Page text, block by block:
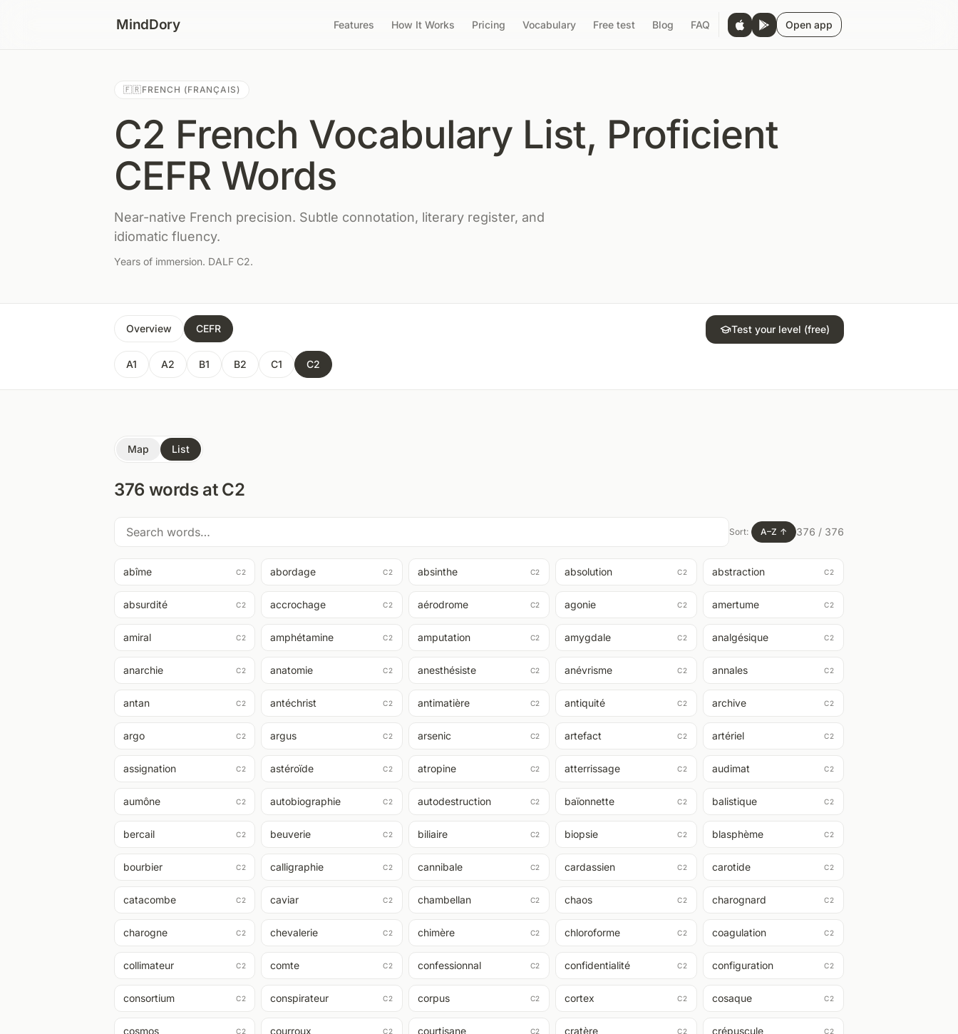
MindDory Features How It Works Pricing Vocabulary Free test Blog FAQ Open app
🇫🇷FRENCH (FRANÇAIS)
C2 French Vocabulary List, Proficient
CEFR Words
Near-native French precision. Subtle connotation, literary register, and
idiomatic fluency.
Years of immersion. DALF C2.
Overview CEFR
A1 A2 B1 B2 C1 C2
Test your level (free)
Map List
376 words at C2
Sort: A–Z ↑ 376 / 376
abîme C2 abordage C2 absinthe C2 absolution C2 abstraction C2
absurdité C2 accrochage C2 aérodrome C2 agonie C2 amertume C2
amiral C2 amphétamine C2 amputation C2 amygdale C2 analgésique C2
anarchie C2 anatomie C2 anesthésiste C2 anévrisme C2 annales C2
antan C2 antéchrist C2 antimatière C2 antiquité C2 archive C2
argo C2 argus C2 arsenic C2 artefact C2 artériel C2
assignation C2 astéroïde C2 atropine C2 atterrissage C2 audimat C2
aumône C2 autobiographie C2 autodestruction C2 baïonnette C2 balistique C2
bercail C2 beuverie C2 biliaire C2 biopsie C2 blasphème C2
bourbier C2 calligraphie C2 cannibale C2 cardassien C2 carotide C2
catacombe C2 caviar C2 chambellan C2 chaos C2 charognard C2
charogne C2 chevalerie C2 chimère C2 chloroforme C2 coagulation C2
collimateur C2 comte C2 confessionnal C2 confidentialité C2 configuration C2
consortium C2 conspirateur C2 corpus C2 cortex C2 cosaque C2
cosmos C2 courroux C2 courtisane C2 cratère C2 crépuscule C2